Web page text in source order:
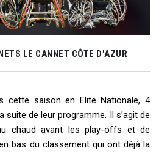
LE CANNET CÔTE D'AZUR
cette saison en Elite Nationale, 4
de leur programme. Il s’agit de
chaud avant les play-offs et de
bas du classement qui ont déjà la